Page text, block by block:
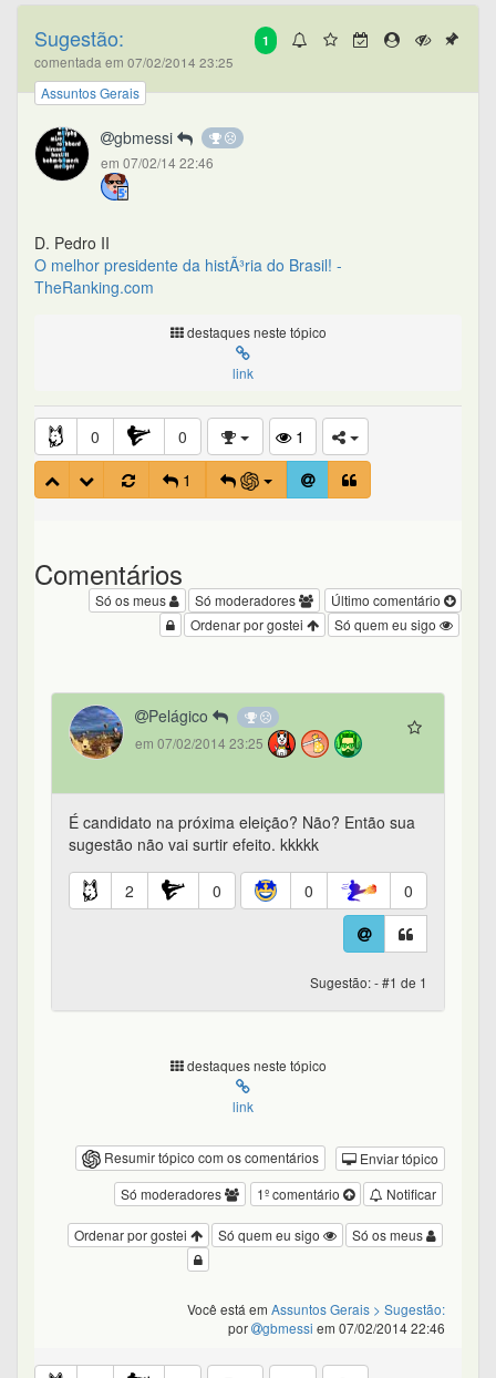
1
Sugestão:
comentada em 07/02/2014 23:25
Assuntos Gerais
gbmessi
em 07/02/14 22:46
D. Pedro II
O melhor presidente da histÃ³ria do Brasil! -
TheRanking.com
destaques neste tópico
link
0 0
1
1
Comentários
Último comentário
Só moderadores
Só os meus
Só quem eu sigo
Ordenar por gostei
Pelágico
em 07/02/2014 23:25
É candidato na próxima eleição? Não? Então sua
sugestão não vai surtir efeito. kkkkk
2 0 0 0
Sugestão: - #1 de 1
destaques neste tópico
link
Resumir tópico com os comentários
Enviar tópico
Notificar
1º comentário
Só moderadores
Só os meus
Só quem eu sigo
Ordenar por gostei
Você está em Assuntos Gerais > Sugestão:
por
gbmessi em 07/02/2014 22:46